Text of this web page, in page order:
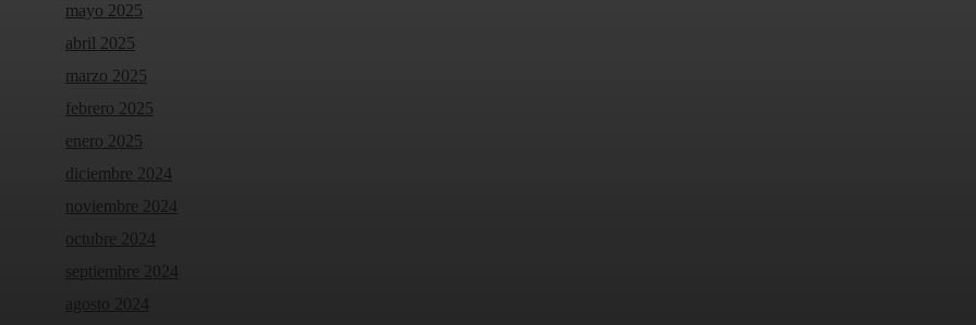
mayo 2025
abril 2025
marzo 2025
febrero 2025
enero 2025
diciembre 2024
noviembre 2024
octubre 2024
septiembre 2024